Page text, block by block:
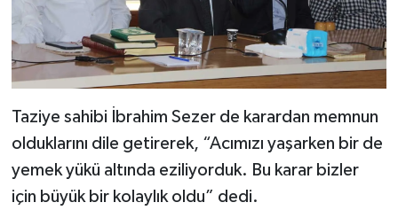
Taziye sahibi İbrahim Sezer de karardan memnun
olduklarını dile getirerek, “Acımızı yaşarken bir de
yemek yükü altında eziliyorduk. Bu karar bizler
için büyük bir kolaylık oldu” dedi.